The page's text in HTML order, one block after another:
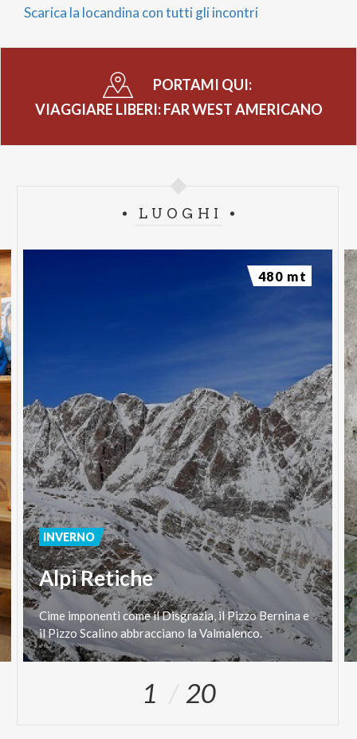
Scarica la locandina con tutti gli incontri
PORTAMI QUI:
VIAGGIARE LIBERI: FAR WEST AMERICANO
LUOGHI
Alpi Retiche
Cime imponenti comeilDisgrazia,ilPizzo Bernina e
ilPizzo Scalino abbracciano la Valmalenco.
INVERNO
480 mt
1 20